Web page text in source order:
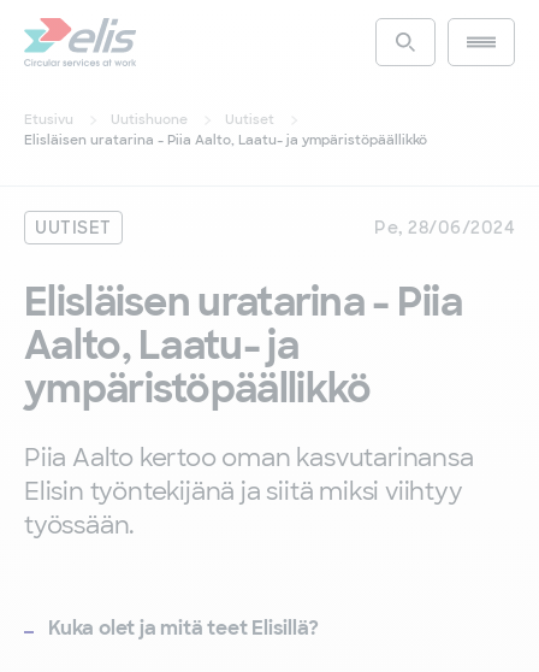
pääsisältöön
Access the
Main
Etusivu Uutishuone
Uutiset
Elisläisen uratarina - Piia Aalto, Laatu- ja ympäristöpäällikkö
UUTISET Pe, 28/06/2024
Elisläisen uratarina - Piia
Aalto, Laatu- ja
ympäristöpäällikkö
Piia Aalto kertoo oman kasvutarinansa
Elisin työntekijänä ja siitä miksi viihtyy
työssään.
Kuka olet ja mitä teet Elisillä?